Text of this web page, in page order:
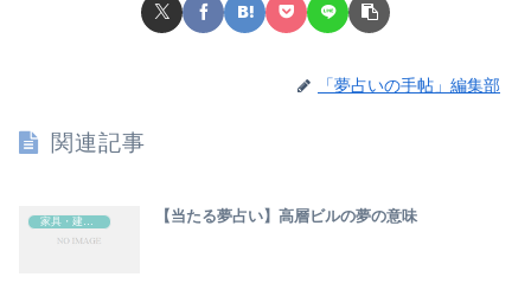
「夢占いの手帖」編集部
関連記事
家具・建造物 【当たる夢占い】高層ビルの夢の意味